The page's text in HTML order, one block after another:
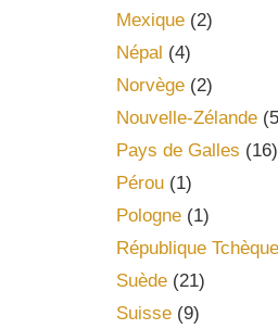
Mexique(2)
Népal (4)
Norvège(2)
Nouvelle-Zélande
Pays de Galles (16)
Pérou(1)
Pologne(1)
République Tchèque
Suède(21)
Suisse(9)